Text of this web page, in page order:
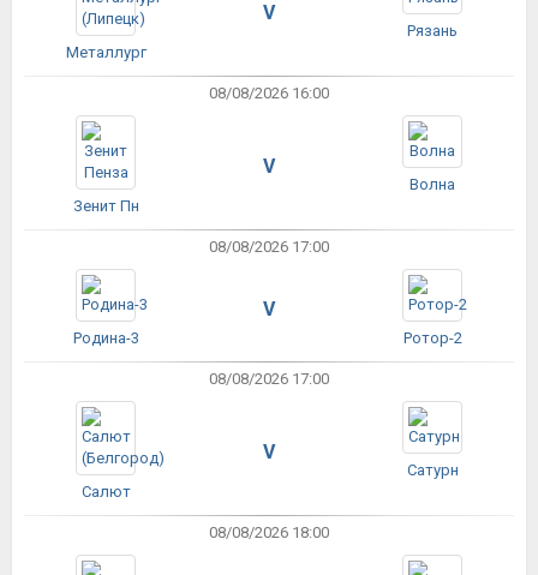
Металлург
V
Рязань
08/08/2026 16:00
Зенит Пн
V
Волна
08/08/2026 17:00
Родина-3
V
Ротор-2
08/08/2026 17:00
Салют
V
Сатурн
08/08/2026 18:00